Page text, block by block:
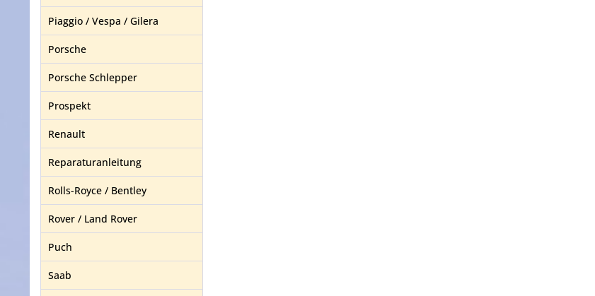
Piaggio / Vespa / Gilera
Porsche
Porsche Schlepper
Prospekt
Renault
Reparaturanleitung
Rolls-Royce / Bentley
Rover / Land Rover
Puch
Saab